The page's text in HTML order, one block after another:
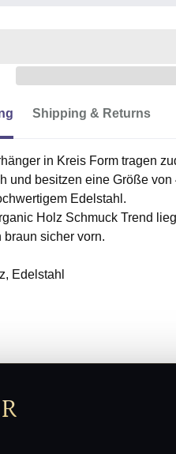
Shipping & Returns
in Kreis Form tragen
und besitzen eine Größe von
Edelstahl.
Holz Schmuck Trend
braun sicher vorn.
Edelstahl